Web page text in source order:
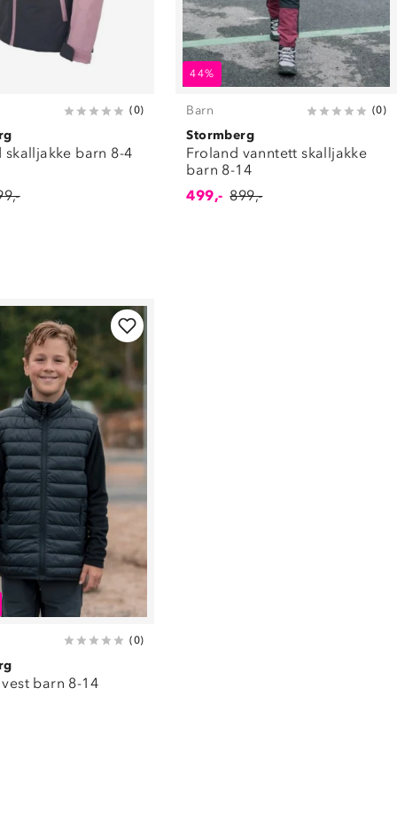
(0)
barn 8-4
44%
Barn (0)
Stormberg
Froland vanntett skalljakke
barn 8-14
499,- 899,-
(0)
barn 8-14